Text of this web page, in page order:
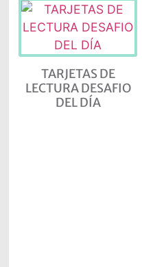
TARJETAS DE
LECTURA DESAFIO
DEL DÍA